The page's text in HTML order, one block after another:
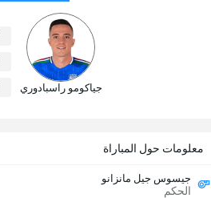
جياكومو راسبادوري
معلومات حول المباراة
جيسوس جيل مانزانو
الحكم